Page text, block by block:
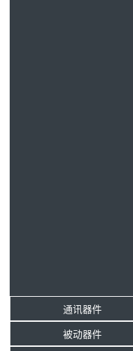
通讯器件
被动器件